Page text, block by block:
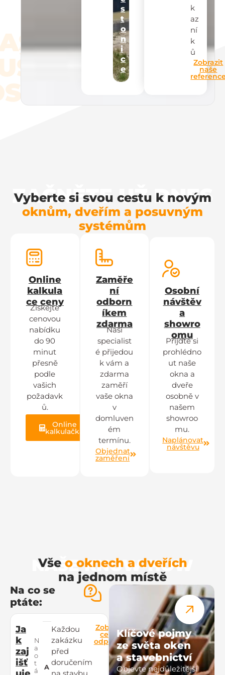
s
t
o
n
i
c
e
k
az
ní
k
ů
Zobrazit
naše
ZAČNĚTE UŽ DNES
Vyberte si svou cestu k novým
oknům, dveřím a posuvným
systémům
Online
kalkula
ce ceny
Získejte
cenovou
nabídku
do 90
minut
přesně
podle
vašich
požadavk
ů.
Online
kalkulačka
Zaměře
ní
odborn
íkem
zdarma
Naši
specialist
é přijedou
k vám a
zdarma
zaměří
vaše okna
v
domluven
ém
termínu.
Objednat
zaměření
Osobní
návštěv
a
showro
omu
Přijďte si
prohlédno
ut naše
okna a
dveře
osobně v
našem
showroo
mu.
Naplánovat
návštěvu
NAŠE KNOW-HOW
Vše o oknech a dveřích
na jednom místě
Na co se
ptáte:
Ja
k
zaj
išť
N
a
o
t
á
A
Každou
zakázku
před
doručením
na stavbu
Zobrazit
celou
odpověď
Klíčové pojmy
ze světa oken
a stavebnictví
Objevte nejdůležitější